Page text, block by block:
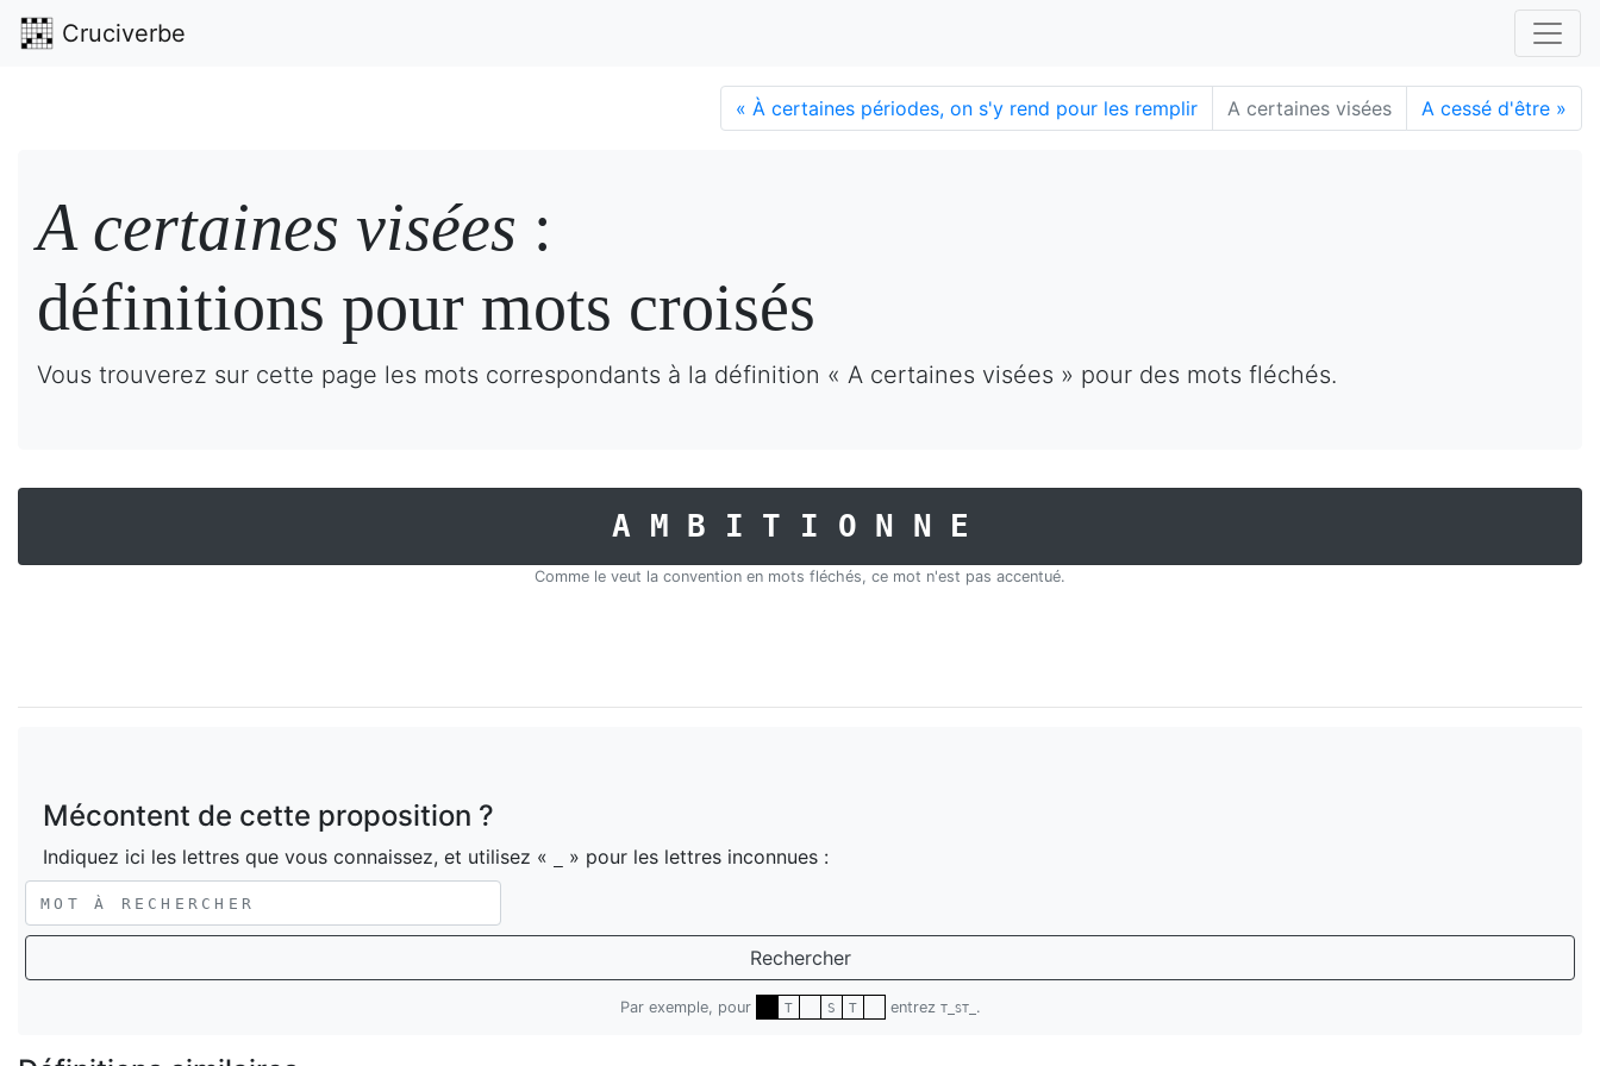
Cruciverbe
« À certaines périodes, on s'y rend pour les remplir A certaines visées A cessé d'être »
A certaines visées :
définitions pour mots croisés
Vous trouverez sur cette page les mots correspondants à la définition « A certaines visées » pour des mots fléchés.
AMBITIONNE
Comme le veut la convention en mots fléchés, ce mot n'est pas accentué.
Mécontent de cette proposition ?
Indiquez ici les lettres que vous connaissez, et utilisez « » pour les lettres inconnues :
Rechercher
Par exemple, pour T S T entrez T_ST_ .